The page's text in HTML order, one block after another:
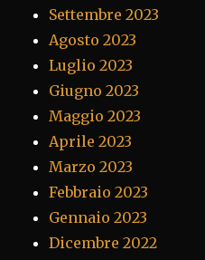
Settembre 2023
Agosto 2023
Luglio 2023
Giugno 2023
Maggio 2023
Aprile 2023
Marzo 2023
Febbraio 2023
Gennaio 2023
Dicembre 2022